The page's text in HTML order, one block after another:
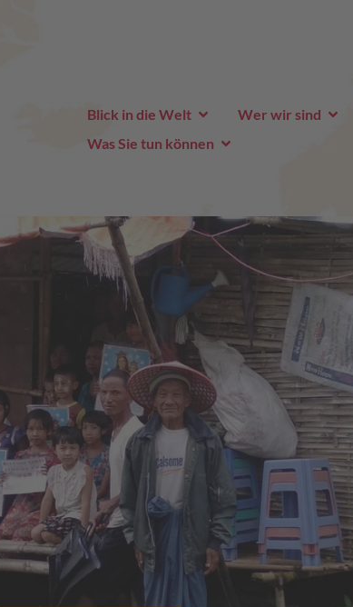
Blick in die Welt Wer wir sind
Was Sie tun können